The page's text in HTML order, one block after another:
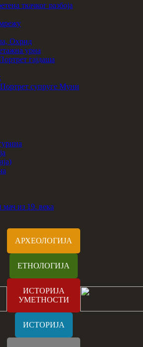
ткачког разбоја
Охрид
урна
гајдаша
супруге Муни
из 19. века
АРХЕОЛОГИЈА
ЕТНОЛОГИЈА
ИСТОРИЈА
УМЕТНОСТИ
ИСТОРИЈА